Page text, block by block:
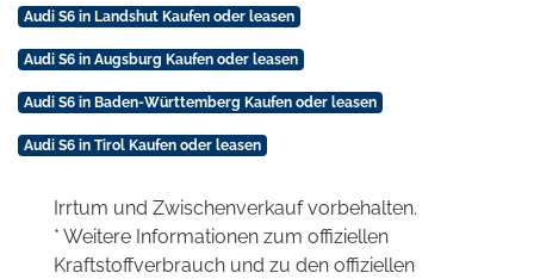
Audi S6 in Landshut Kaufen oder leasen
Audi S6 in Augsburg Kaufen oder leasen
Audi S6 in Baden-Württemberg Kaufen oder leasen
Audi S6 in Tirol Kaufen oder leasen
Irrtum und Zwischenverkauf vorbehalten.
* Weitere Informationen zum offiziellen
Kraftstoffverbrauch und zu den offiziellen